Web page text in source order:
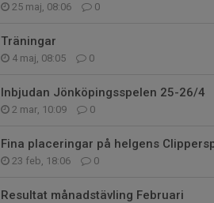
25 maj, 08:06 0
Träningar
4 maj, 08:05 0
Inbjudan Jönköpingsspelen 25-26/4
2 mar, 10:09 0
Fina placeringar på helgens
23 feb, 18:06 0
Resultat månadstävling Februari